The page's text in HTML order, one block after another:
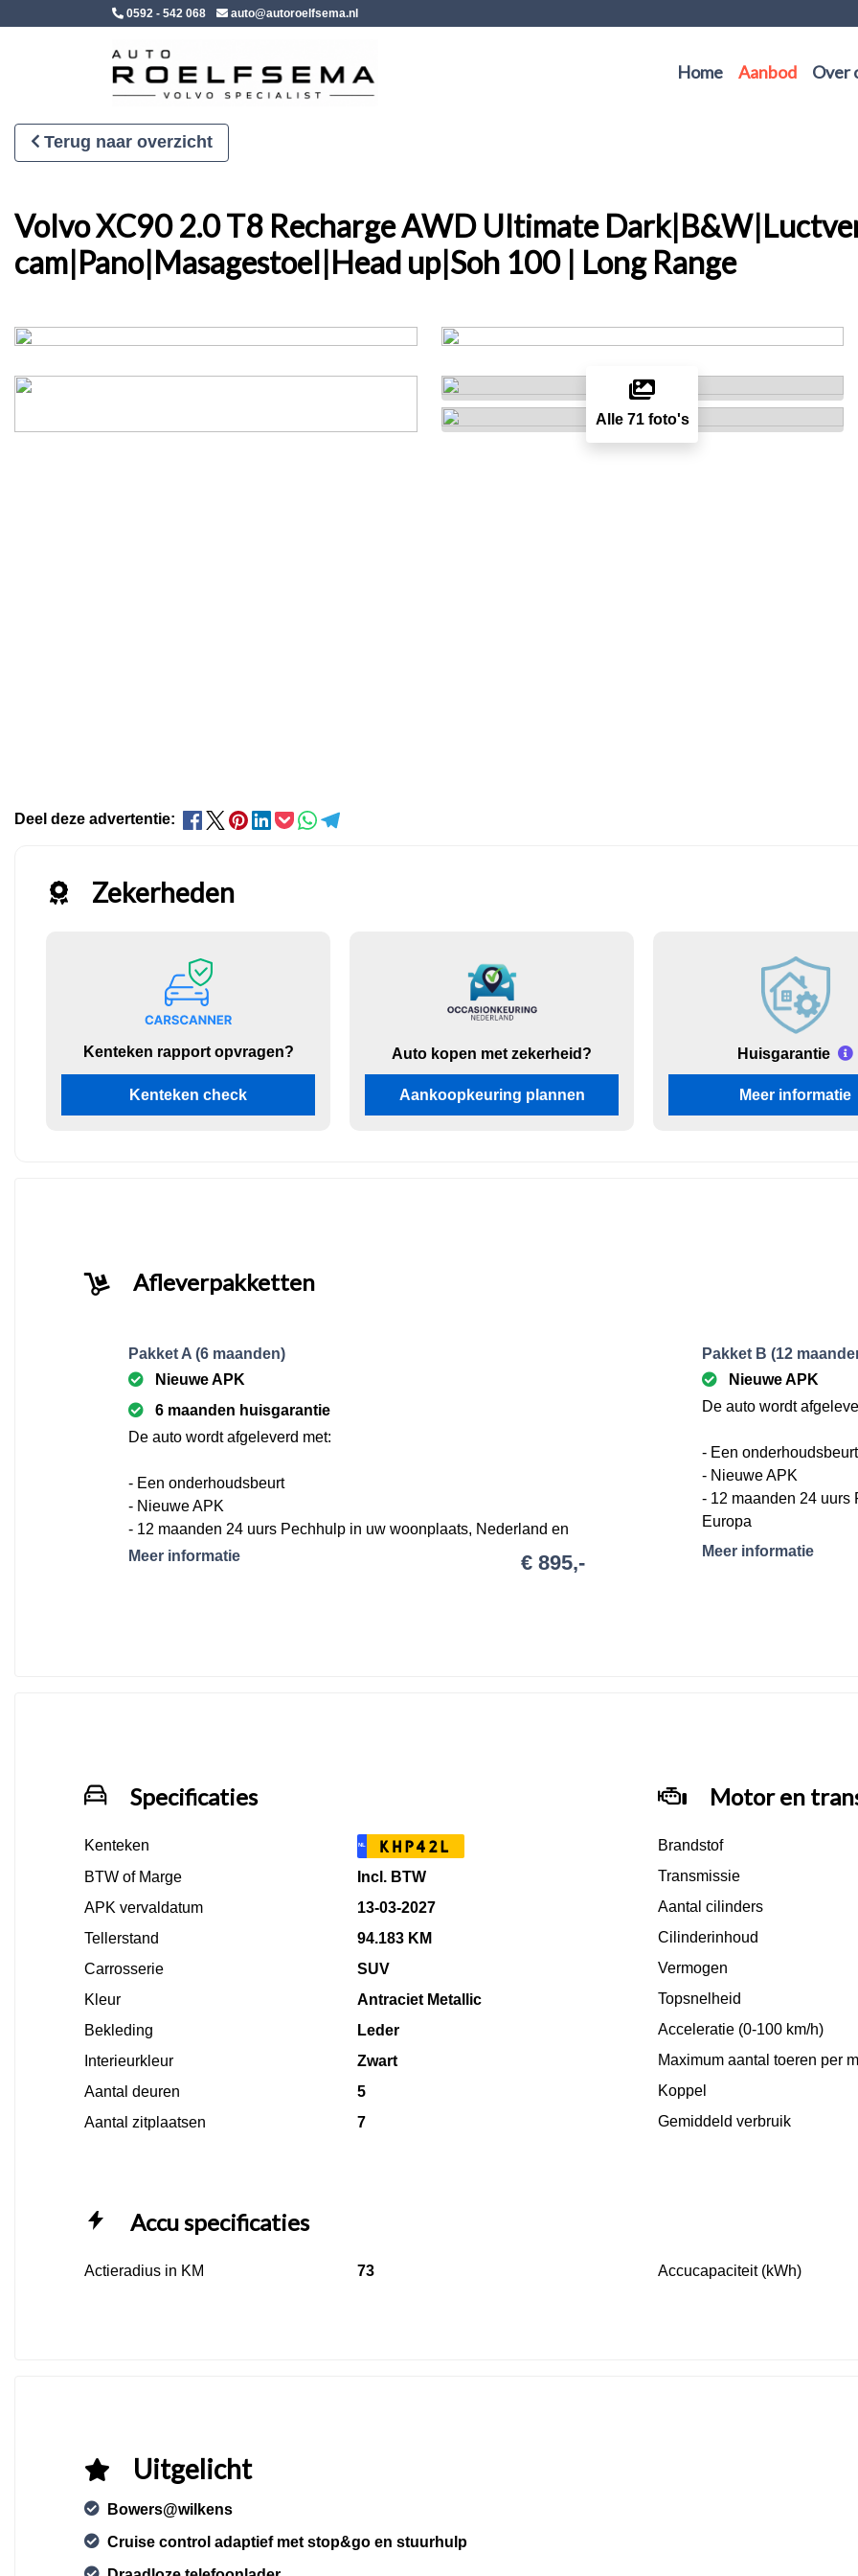
0592 - 542 068 auto@autoroelfsema.nl
Home Aanbod Over
Terug naar overzicht
Volvo XC90 2.0 T8 Recharge AWD Ultimate
cam|Pano|Masagestoel|Head up|Soh 100 | Long Range
Alle 71 foto's
Deel deze advertentie:
Zekerheden
Kenteken rapport opvragen?
Kenteken check
Auto kopen met zekerheid?
Aankoopkeuring plannen
Huisgarantie
Meer informatie
Afleverpakketten
Pakket A (6 maanden)
Nieuwe APK
6 maanden huisgarantie
De auto wordt afgeleverd met:
- Een onderhoudsbeurt
- Nieuwe APK
- 12 maanden 24 uurs Pechhulp in uw woonplaats, Nederland en
Europa
Meer informatie € 895,-
Pakket B (12
Nieuwe APK
De auto wordt
- Een onderhoudsbeurt
- Nieuwe APK
- 12 maanden 24 uurs
Europa
- Brandstof (minimaal
Meer informatie
Specificaties
Kenteken NL KHP42L
BTW of Marge
Incl. BTW
APK vervaldatum
13-03-2027
Tellerstand
94.183 KM
Carrosserie
SUV
Kleur
Antraciet Metallic
Bekleding
Leder
Interieurkleur
Zwart
Aantal deuren
5
Aantal zitplaatsen
7
Motor en
Brandstof
Transmissie
Aantal cilinders
Cilinderinhoud
Vermogen
Topsnelheid
Acceleratie (0-100 km/h)
Maximum aantal toeren per
Koppel
Gemiddeld verbruik
Accu specificaties
Actieradius in KM 73 Accucapaciteit (kWh)
Uitgelicht
Bowers@wilkens
Cruise control adaptief met stop&go en stuurhulp